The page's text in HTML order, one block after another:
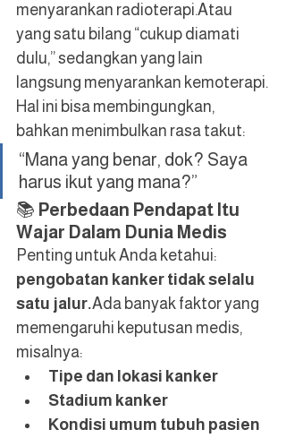
menyarankan radioterapi.Atau
yang satu bilang “cukup diamati
dulu,” sedangkan yang lain
langsung menyarankan kemoterapi.
Hal ini bisa membingungkan,
bahkan menimbulkan rasa takut:
“Mana yang benar, dok? Saya
harus ikut yang mana?”
📚 Perbedaan Pendapat Itu
Wajar Dalam Dunia Medis
Penting untuk Anda ketahui:
pengobatan kanker tidak selalu
satu jalur.Ada banyak faktor yang
memengaruhi keputusan medis,
misalnya:
Tipe dan lokasi kanker
Stadium kanker
Kondisi umum tubuh pasien